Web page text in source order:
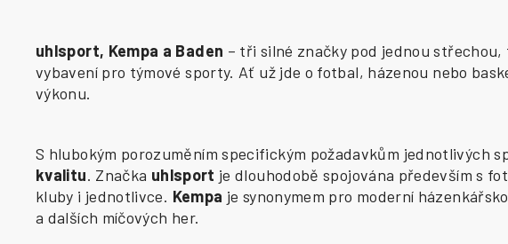
uhlsport, Kempa a Baden – tři silné značky pod jednou střechou,
vybavení pro týmové sporty. Ať už jde o fotbal, házenou nebo
výkonu.
S hlubokým porozuměním specifickým požadavkům
kvalitu. Značka uhlsport je dlouhodobě spojována především s
kluby i jednotlivce. Kempa je synonymem pro moderní
a dalších míčových her.